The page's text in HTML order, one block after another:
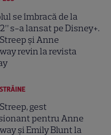
se îmbracă de la
s-a lansat pe Disney+.
și Anne
revin la revista
gest
pentru Anne
și Emily Blunt la